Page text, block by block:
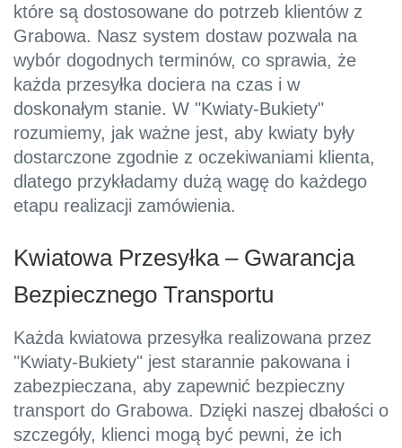
które są dostosowane do potrzeb klientów z
Grabowa. Nasz system dostaw pozwala na
wybór dogodnych terminów, co sprawia, że
każda przesyłka dociera na czas i w
doskonałym stanie. W "Kwiaty-Bukiety"
rozumiemy, jak ważne jest, aby kwiaty były
dostarczone zgodnie z oczekiwaniami klienta,
dlatego przykładamy dużą wagę do każdego
etapu realizacji zamówienia.
Kwiatowa Przesyłka – Gwarancja
Bezpiecznego Transportu
Każda kwiatowa przesyłka realizowana przez
"Kwiaty-Bukiety" jest starannie pakowana i
zabezpieczana, aby zapewnić bezpieczny
transport do Grabowa. Dzięki naszej dbałości o
szczegóły, klienci mogą być pewni, że ich